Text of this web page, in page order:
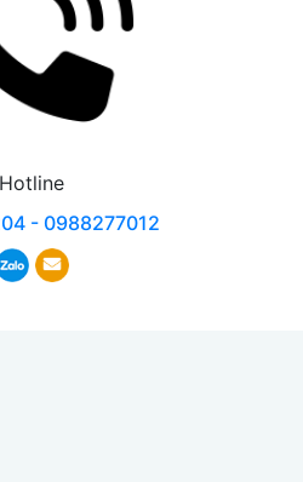
Hotline
- 0988277012